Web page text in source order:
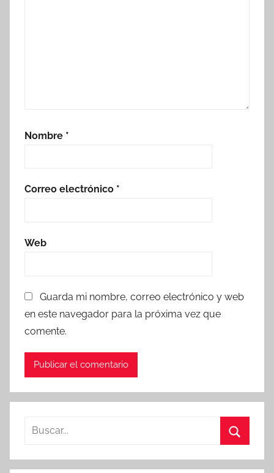
Nombre *
Correo electrónico *
Web
Guarda mi nombre, correo electrónico y web
en este navegador para la próxima vez que
comente.
Buscar: